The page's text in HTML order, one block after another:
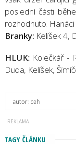
poslední části
rozhodnuto.
Branky: Kelíšek 4,
HLUK: Kolečkář -
Duda, Kelíšek,
autor: ceh
TAGY ČLÁNKU